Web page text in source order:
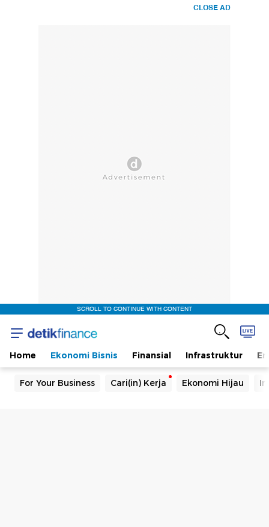
CLOSE AD
SCROLL TO CONTINUE WITH CONTENT
Home Ekonomi Bisnis Finansial Infrastruktur
For Your Business Cari(in) Kerja Ekonomi Hijau